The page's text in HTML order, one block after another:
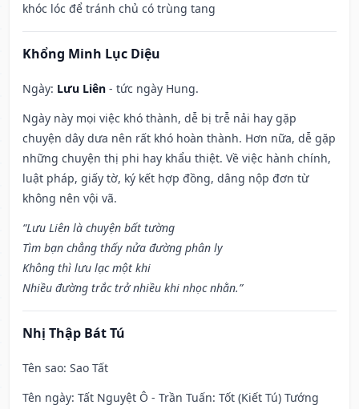
khóc lóc để tránh chủ có trùng tang
Khổng Minh Lục Diệu
Ngày: Lưu Liên - tức ngày Hung.
Ngày này mọi việc khó thành, dễ bị trễ nải hay gặp
chuyện dây dưa nên rất khó hoàn thành. Hơn nữa, dễ gặp
những chuyện thị phi hay khẩu thiệt. Về việc hành chính,
luật pháp, giấy tờ, ký kết hợp đồng, dâng nộp đơn từ
không nên vội vã.
“Lưu Liên là chuyện bất tường
Tìm bạn chẳng thấy nửa đường phân ly
Không thì lưu lạc một khi
Nhiều đường trắc trở nhiều khi nhọc nhằn.”
Nhị Thập Bát Tú
Tên sao: Sao Tất
Tên ngày: Tất Nguyệt Ô - Trần Tuấn: Tốt (Kiết Tú) Tướng